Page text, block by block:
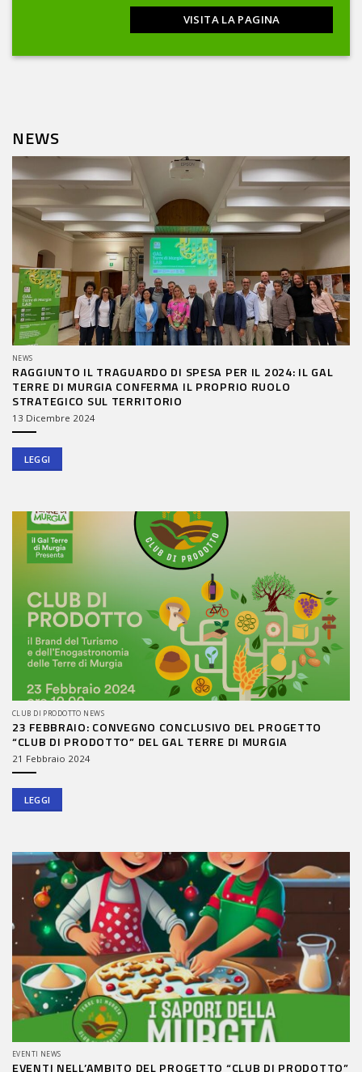
VISITA LA PAGINA
NEWS
NEWS
RAGGIUNTO IL TRAGUARDO DI SPESA PER IL 2024: IL GAL
TERRE DI MURGIA CONFERMA IL PROPRIO RUOLO
STRATEGICO SUL TERRITORIO
13 Dicembre 2024
LEGGI
CLUB DI PRODOTTO NEWS
23 FEBBRAIO: CONVEGNO CONCLUSIVO DEL PROGETTO
“CLUB DI PRODOTTO” DEL GAL TERRE DI MURGIA
21 Febbraio 2024
LEGGI
EVENTI NEWS
EVENTI NELL’AMBITO DEL PROGETTO “CLUB DI PRODOTTO”